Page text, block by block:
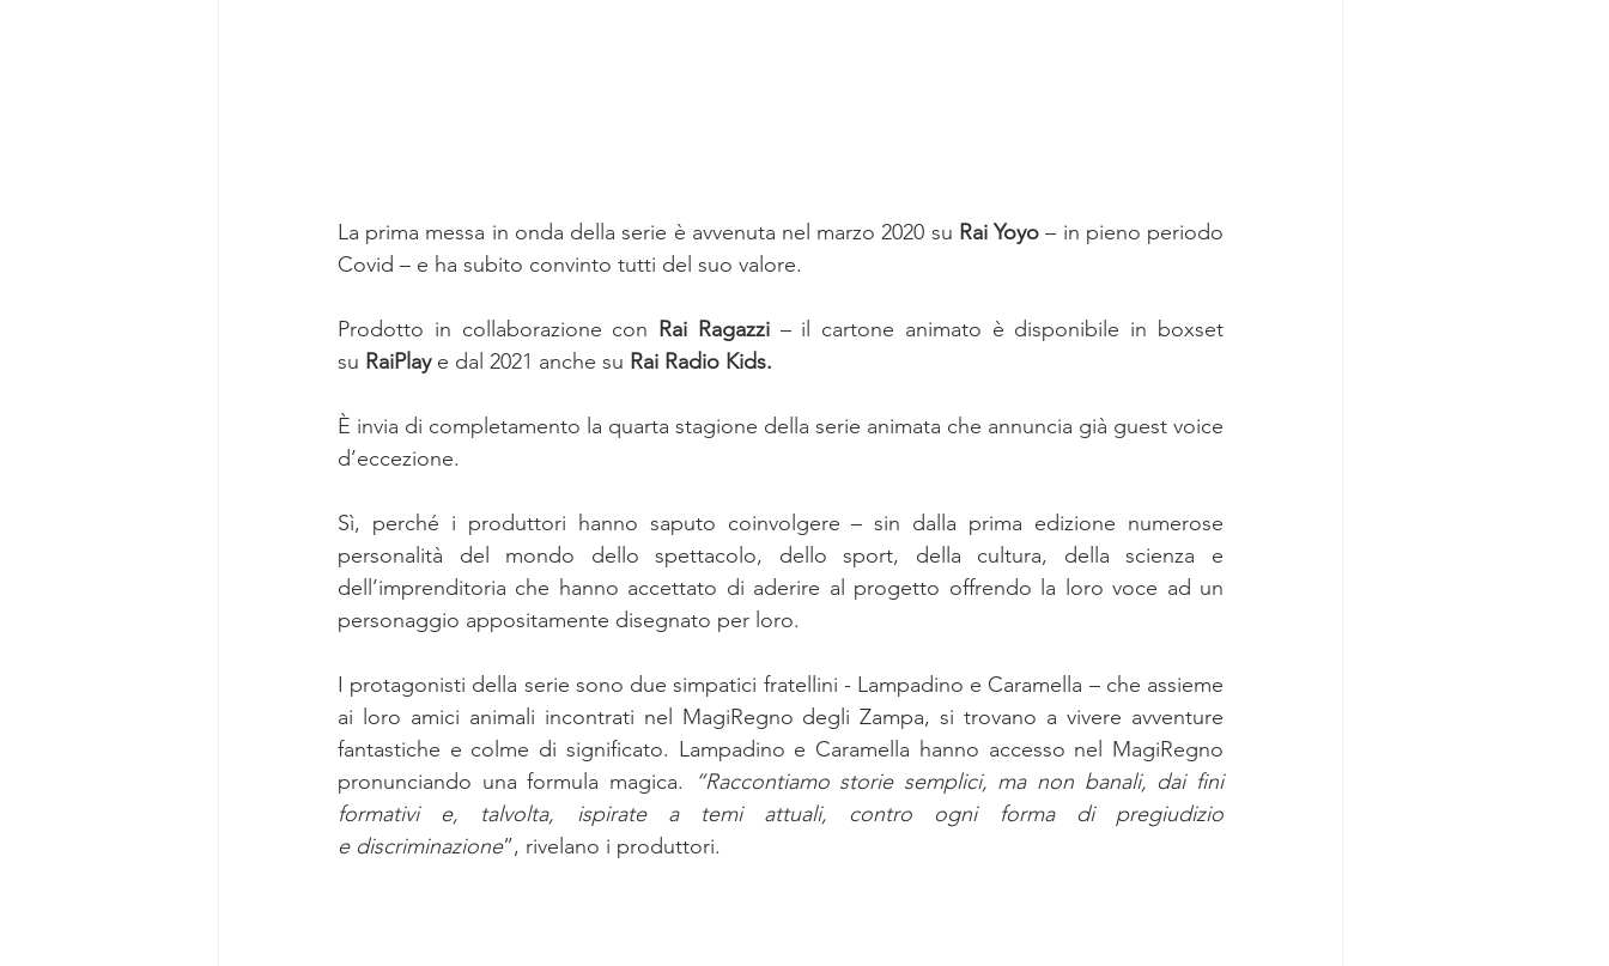
La prima messa in onda della serie è avvenuta nel marzo 2020 su Rai Yoyo – in pieno periodo
Covid – e ha subito convinto tutti del suo valore.
Prodotto in collaborazione con Rai Ragazzi – il cartone animato è disponibile in boxset
su RaiPlay e dal 2021 anche su Rai Radio Kids.
È invia di completamento la quarta stagione della serie animata che annuncia già guest voice
d’eccezione.
Sì, perché i produttori hanno saputo coinvolgere – sin dalla prima edizione numerose
personalità del mondo dello spettacolo, dello sport, della cultura, della scienza e
dell’imprenditoria che hanno accettato di aderire al progetto offrendo la loro voce ad un
personaggio appositamente disegnato per loro.
I protagonisti della serie sono due simpatici fratellini - Lampadino e Caramella – che assieme
ai loro amici animali incontrati nel MagiRegno degli Zampa, si trovano a vivere avventure
fantastiche e colme di significato. Lampadino e Caramella hanno accesso nel MagiRegno
pronunciando una formula magica.
“Raccontiamo storie semplici, ma non banali, dai fini
formativi e, talvolta, ispirate a temi attuali, contro ogni forma di pregiudizio
e discriminazione”, rivelano i produttori.